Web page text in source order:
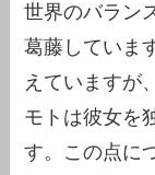
世界のバラン
葛藤していま
えていますが
モトは彼女を
す。この点に